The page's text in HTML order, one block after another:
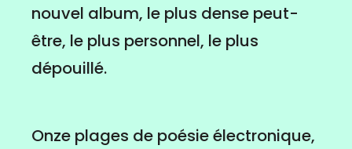
nouvel album, le plus dense peut-
être, le plus personnel, le plus
dépouillé.
Onze plages de poésie électronique,